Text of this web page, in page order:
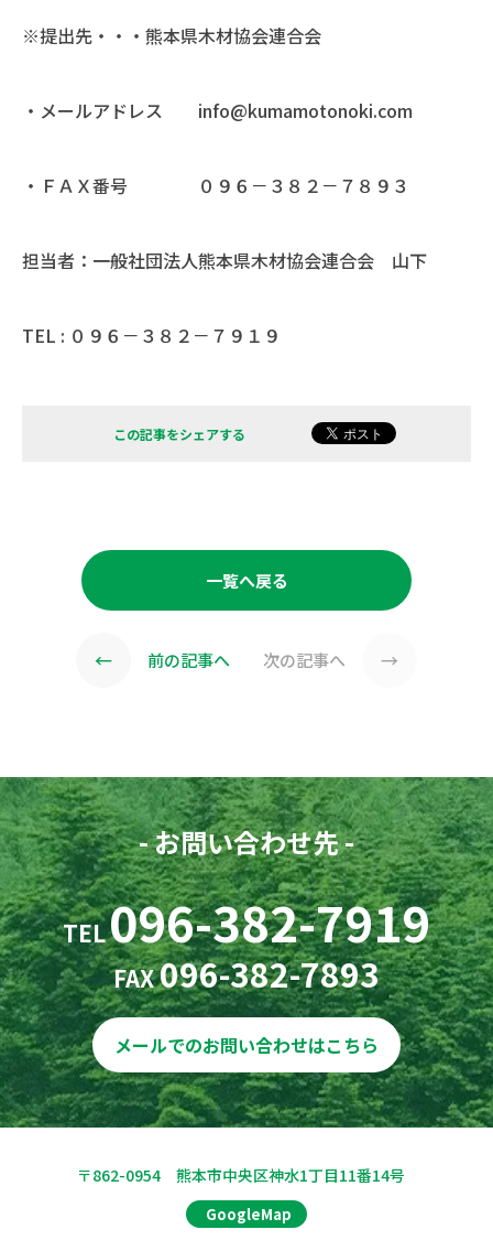
※提出先・・・熊本県木材協会連合会
・メールアドレス info@kumamotonoki.com
・ＦＡＸ番号 ０９６－３８２－７８９３
担当者：一般社団法人熊本県木材協会連合会 山下
TEL : ０９６－３８２－７９１９
この記事をシェアする
一覧へ戻る
← 前の記事へ 次の記事へ →
- お問い合わせ先 -
TEL096-382-7919
FAX096-382-7893
メールでのお問い合わせはこちら
〒862-0954 熊本市中央区神水1丁目11番14号
GoogleMap